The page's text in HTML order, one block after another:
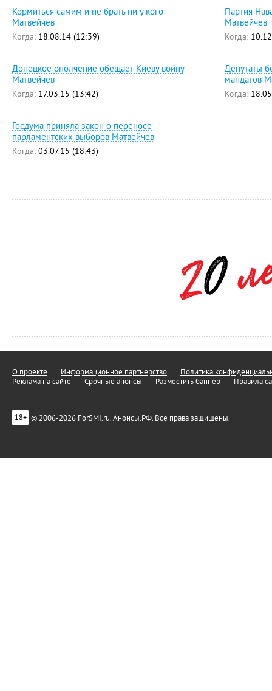
Кормиться самим и не брать ни у кого
Матвейчев
Когда: 18.08.14 (12:39)
Партия
Матвейчев
Когда:
Донецкое ополчение обещает Киеву войну
Матвейчев
Когда: 17.03.15 (13:42)
Депутаты
мандатов
Когда:
Госдума приняла закон о переносе
парламентских выборов Матвейчев
Когда: 03.07.15 (18:43)
О проекте Информационное партнерство
Политика
Реклама на сайте
Срочные анонсы Разместить баннер Правила
18+ © 2006-2026 ForSMI.ru. Анонсы.РФ. Все права защищены.